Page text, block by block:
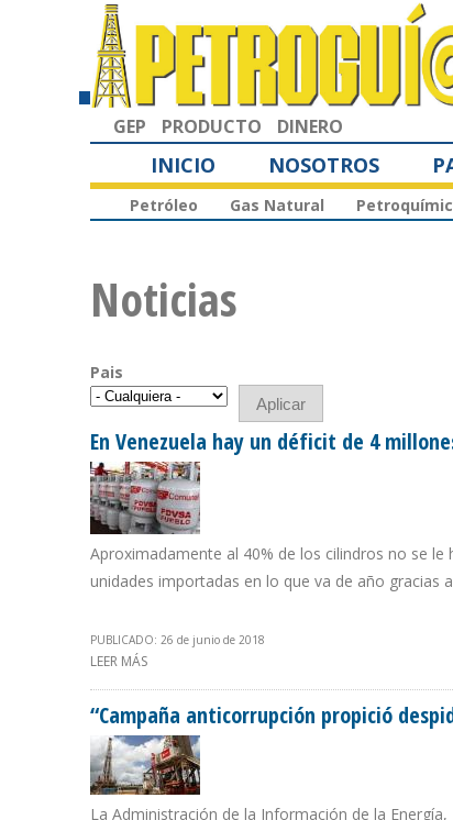
GEP PRODUCTO DINERO
INICIO NOSOTROS
Petróleo Gas Natural
Noticias
Pais
En Venezuela hay un déficit de 4
Aproximadamente al 40% de los cilindros no se
unidades importadas en lo que va de año gracias
PUBLICADO: 26 de junio de 2018
LEER MÁS
“Campaña anticorrupción propició
La Administración de la Información de la